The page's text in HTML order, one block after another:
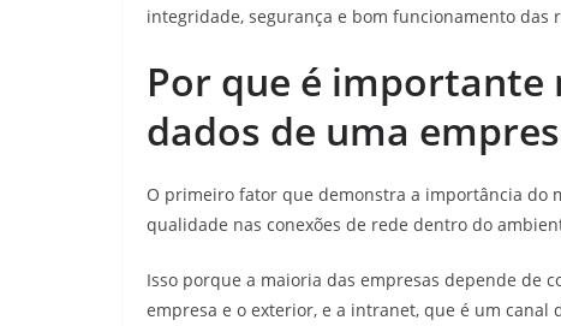
integridade, segurança e bom funcionamento das
Por que é
dados de uma
O primeiro fator que demonstra a importância do
qualidade nas conexões de rede dentro do
Isso porque a maioria das empresas depende de
empresa e o exterior, e a intranet, que é um